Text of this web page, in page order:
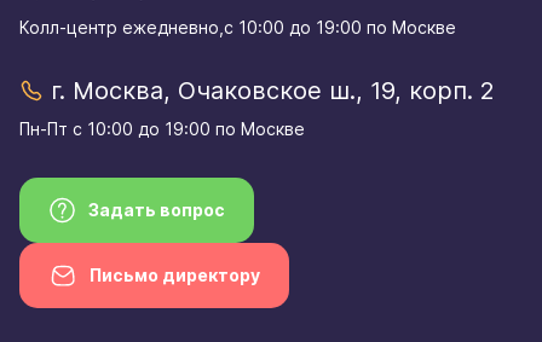
Колл-центр eжедневно,с 10:00 до 19:00 по Москве
г. Москва, Очаковское ш., 19, корп. 2
Пн-Пт с 10:00 до 19:00 по Москве
Задать вопрос
Письмо директору